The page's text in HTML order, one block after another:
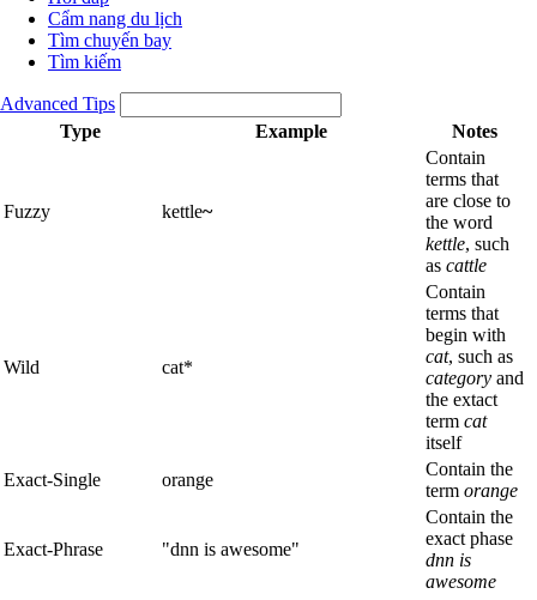
Cẩm nang du lịch
Tìm chuyến bay
Tìm kiếm
Advanced Tips
Type
Example Notes
Fuzzy kettle~
Contain
terms that
are close to
the word
kettle, such
as cattle
Wild cat*
Contain
terms that
begin with
cat, such as
category and
the extact
term cat
itself
Exact-Single
orange
Contain the
term orange
Exact-Phrase "dnn is awesome"
Contain the
exact phase
dnn is
awesome